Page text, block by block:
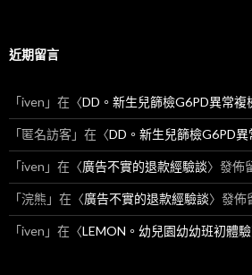
近期留言
「iven 」在〈DD。新生兒篩檢G6PD異常複
「匿名訪客」在〈DD。新生兒篩檢G6PD異
「iven 」在〈廣告不實的退款經驗談〉發佈
「浣熊 」在〈廣告不實的退款經驗談〉發佈
「iven 」在〈LEMON。幼兒園幼幼班初體驗